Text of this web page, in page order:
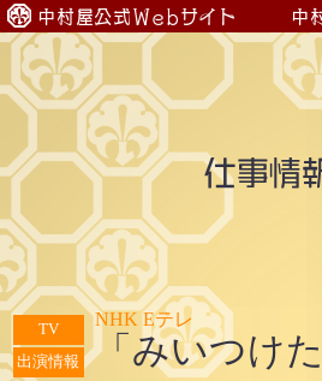
中村屋公式Webサイト 中
会員専用
公演案内
出演情報
TOP
入会のご案内
プロフィール
仕事情
TV
出演情報
NHK Eテレ
「みいつけた